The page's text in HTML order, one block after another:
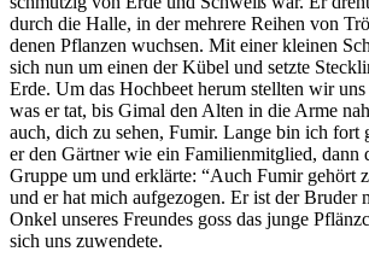
durch die Halle, in der mehrere Reihen von
denen Pflanzen wuchsen. Mit einer kleinen
sich nun um einen der Kübel und setzte
Erde. Um das Hochbeet herum stellten wir uns
was er tat, bis Gimal den Alten in die Arme
auch, dich zu sehen, Fumir. Lange bin ich fort
er den Gärtner wie ein Familienmitglied, dann
Gruppe um und erklärte: “Auch Fumir gehört
und er hat mich aufgezogen. Er ist der Bruder
Onkel unseres Freundes goss das junge
sich uns zuwendete.